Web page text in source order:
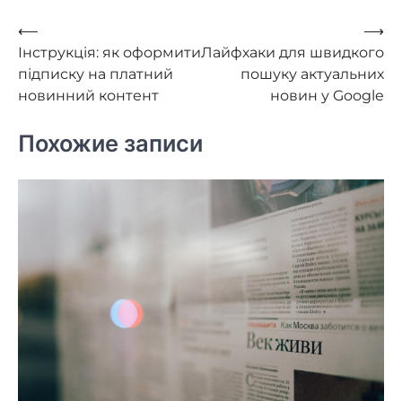
Навигация
по
записям
⟵
Інструкція: як оформити
підписку на платний
новинний контент
Лайфхаки для швидкого
пошуку актуальних
новин у Google
⟶
Похожие записи